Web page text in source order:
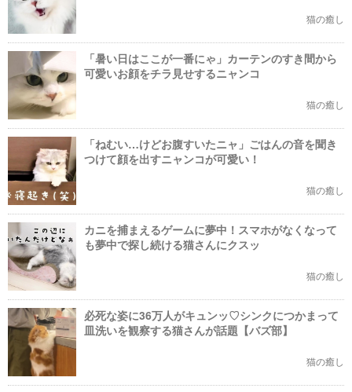
猫の癒し
「暑い日はここが一番にゃ」カーテンのすき間から
可愛いお顔をチラ見せするニャンコ
猫の癒し
「ねむい…けどお腹すいたニャ」ごはんの音を聞き
つけて顔を出すニャンコが可愛い！
猫の癒し
カニを捕まえるゲームに夢中！スマホがなくなって
も夢中で探し続ける猫さんにクスッ
猫の癒し
必死な姿に36万人がキュンッ♡シンクにつかまって
皿洗いを観察する猫さんが話題【バズ部】
猫の癒し